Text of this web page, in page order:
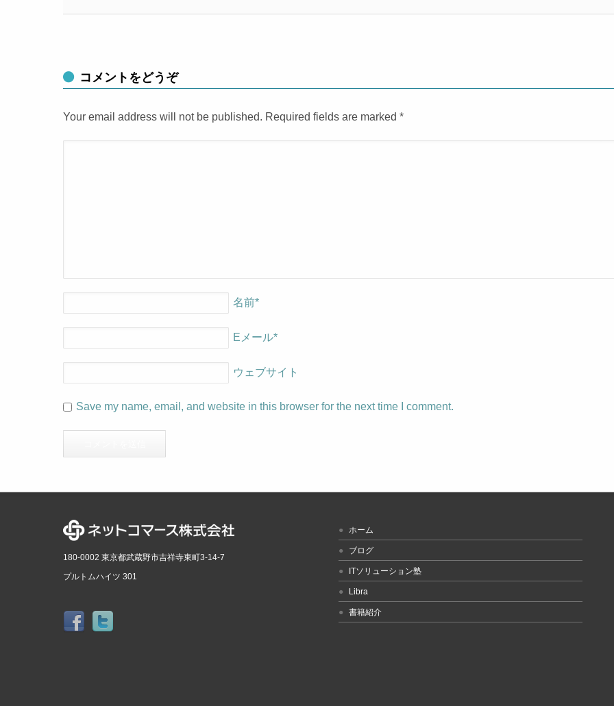
コメントをどうぞ
Your email address will not be published. Required fields are marked *
名前*
Eメール*
ウェブサイト
Save my name, email, and website in this browser for the next time I comment.
180-0002 東京都武蔵野市吉祥寺東町3-14-7
プルトムハイツ 301
ホーム
ブログ
ITソリューション塾
Libra
書籍紹介